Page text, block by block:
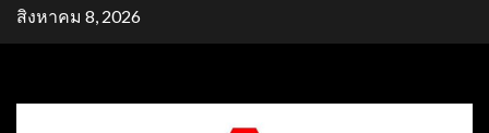
Skipสิงหาคม 8, 2026